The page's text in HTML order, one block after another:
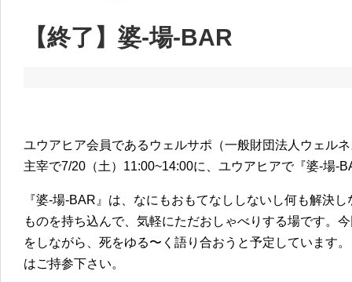
【終了】婆-場-BAR
ユウアヒア会員であるウェルサポ（一般財団法人ウェル
主宰で7/20（土）11:00~14:00に、ユウアヒアで『婆-場-
『婆-場-BAR』は、なにもおもてなししないし何も解決
ものを持ち込んで、気軽にただおしゃべりする場です。
をしながら、死をゆる〜く語り合おうと予定しています
はご持参下さい。